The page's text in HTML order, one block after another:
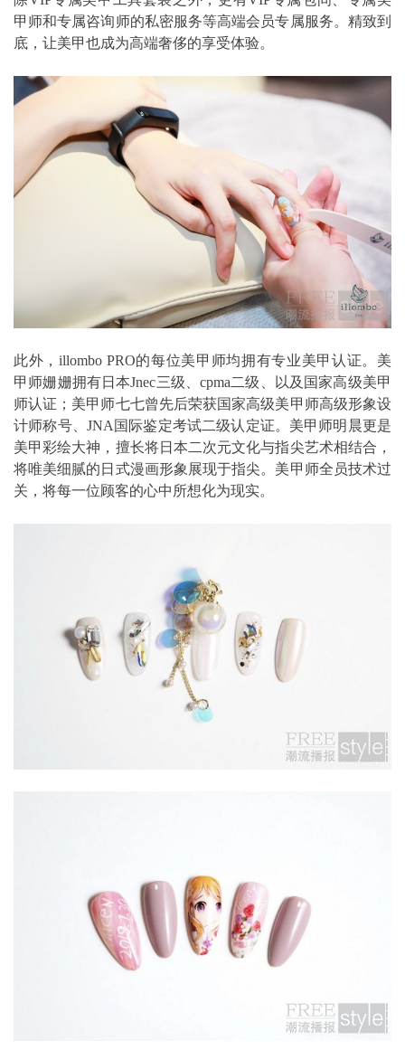
甲师和专属咨询师的私密服务等高端会员专属服务。精致到
底，让美甲也成为高端奢侈的享受体验。
此外，illombo PRO的每位美甲师均拥有专业美甲认证。美
甲师姗姗拥有日本Jnec三级、cpma二级、以及国家高级美甲
师认证；美甲师七七曾先后荣获国家高级美甲师高级形象设
计师称号、JNA国际鉴定考试二级认定证。美甲师明晨更是
美甲彩绘大神，擅长将日本二次元文化与指尖艺术相结合，
将唯美细腻的日式漫画形象展现于指尖。美甲师全员技术过
关，将每一位顾客的心中所想化为现实。